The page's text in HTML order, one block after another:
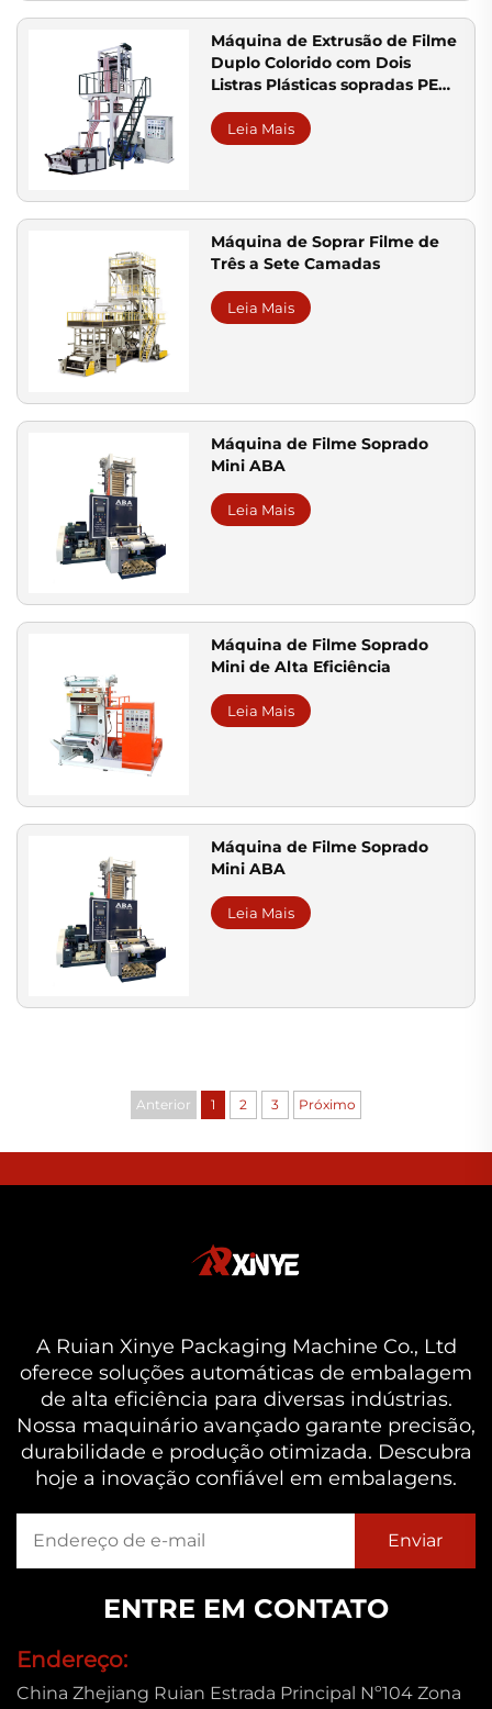
Máquina de Extrusão de Filme
Duplo Colorido com Dois
Listras Plásticas sopradas PE
Leia Mais
Máquina de Soprar Filme de
Três a Sete Camadas
Leia Mais
Máquina de Filme Soprado
Mini ABA
Leia Mais
Máquina de Filme Soprado
Mini de Alta Eficiência
Leia Mais
Máquina de Filme Soprado
Mini ABA
Leia Mais
Anterior 1 2 3 Próximo
A Ruian Xinye Packaging Machine Co., Ltd
oferece soluções automáticas de embalagem
de alta eficiência para diversas indústrias.
Nossa maquinário avançado garante precisão,
durabilidade e produção otimizada. Descubra
hoje a inovação confiável em embalagens.
ENTRE EM CONTATO
Endereço:
China Zhejiang Ruian Estrada Principal Nº104 Zona